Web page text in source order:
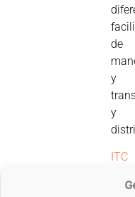
de
y
y
ITC